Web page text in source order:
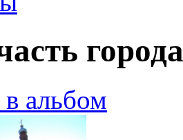
альбом